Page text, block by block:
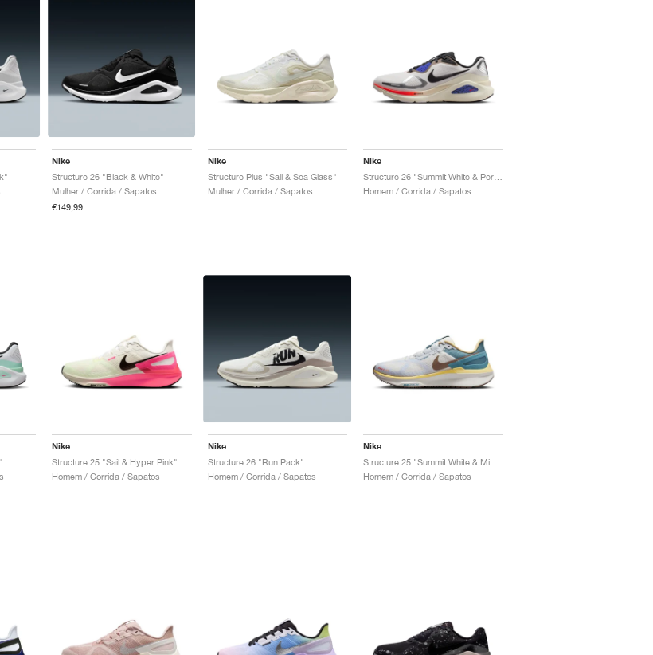
Nike
Structure 26 "Black & White"
Mulher / Corrida / Sapatos
€149,99
Nike
Structure Plus "Sail & Sea Glass"
Mulher / Corrida / Sapatos
Nike
Homem / Corrida / Sapatos
Nike
Structure 25 "Sail & Hyper Pink"
Homem / Corrida / Sapatos
Nike
Structure 26 "Run Pack"
Homem / Corrida / Sapatos
Nike
Homem / Corrida / Sapatos